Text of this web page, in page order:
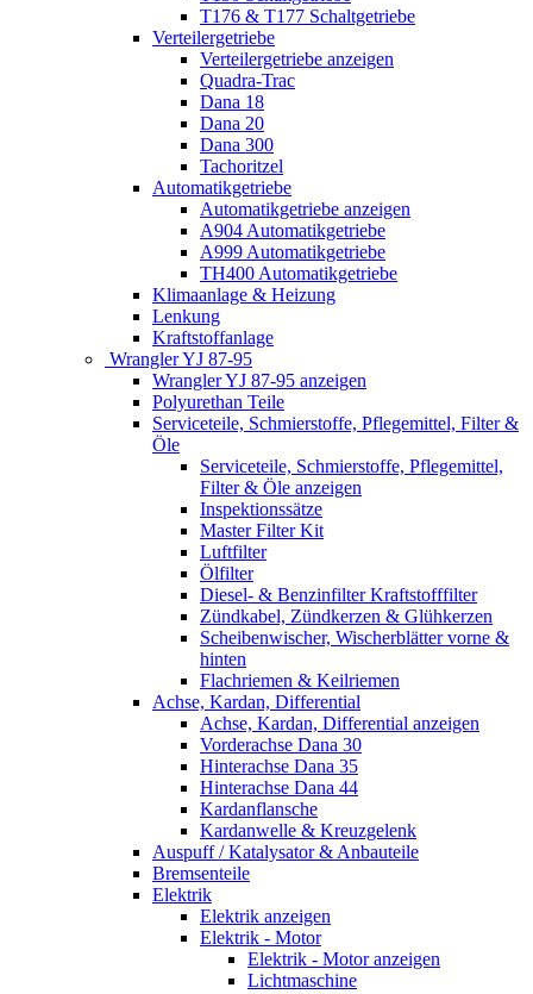
T176 & T177 Schaltgetriebe
Verteilergetriebe
Verteilergetriebe anzeigen
Quadra-Trac
Dana 18
Dana 20
Dana 300
Tachoritzel
Automatikgetriebe
Automatikgetriebe anzeigen
A904 Automatikgetriebe
A999 Automatikgetriebe
TH400 Automatikgetriebe
Klimaanlage & Heizung
Lenkung
Kraftstoffanlage
Wrangler YJ 87-95
Wrangler YJ 87-95 anzeigen
Polyurethan Teile
Serviceteile, Schmierstoffe, Pflegemittel, Filter &
Öle
Serviceteile, Schmierstoffe, Pflegemittel,
Filter & Öle anzeigen
Inspektionssätze
Master Filter Kit
Luftfilter
Ölfilter
Diesel- & Benzinfilter Kraftstofffilter
Zündkabel, Zündkerzen & Glühkerzen
Scheibenwischer, Wischerblätter vorne &
hinten
Flachriemen & Keilriemen
Achse, Kardan, Differential
Achse, Kardan, Differential anzeigen
Vorderachse Dana 30
Hinterachse Dana 35
Hinterachse Dana 44
Kardanflansche
Kardanwelle & Kreuzgelenk
Auspuff / Katalysator & Anbauteile
Bremsenteile
Elektrik
Elektrik anzeigen
Elektrik - Motor
Elektrik - Motor anzeigen
Lichtmaschine